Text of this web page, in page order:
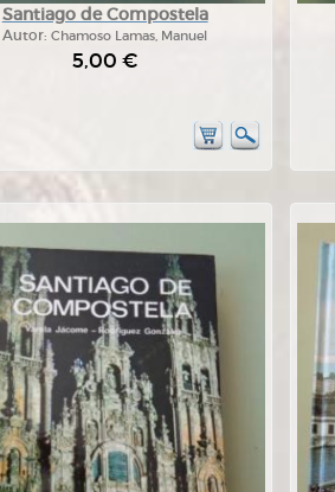
Santiago de Compostela
Autor:Chamoso Lamas, Manuel
5,00 €